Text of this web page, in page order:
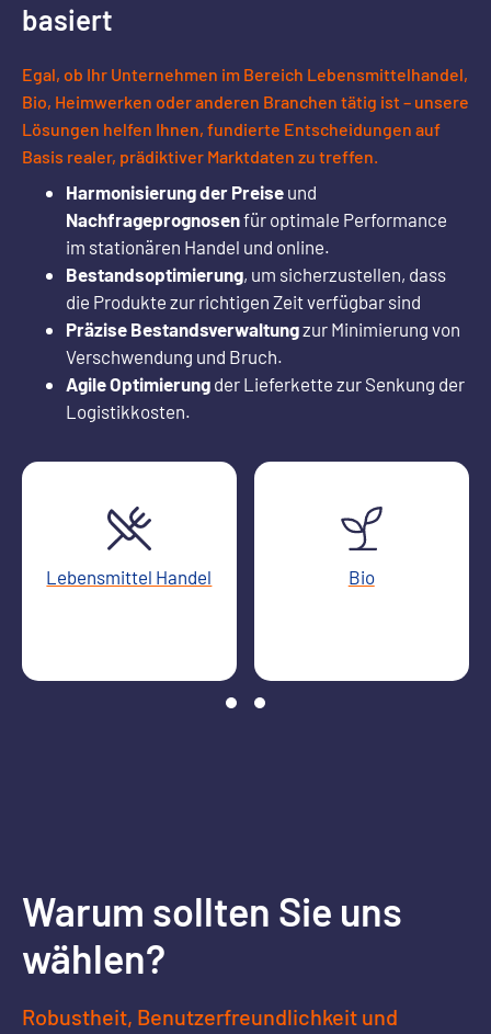
basiert
Egal, ob Ihr Unternehmen im Bereich Lebensmittelhandel,
Bio, Heimwerken oder anderen Branchen tätig ist – unsere
Lösungen helfen Ihnen, fundierte Entscheidungen auf
Basis realer, prädiktiver Marktdaten zu treffen.
Harmonisierung der Preise und
Nachfrageprognosenfür optimale Performance
im stationären Handel und online.
Bestandsoptimierung, um sicherzustellen, dass
die Produkte zur richtigen Zeit verfügbar sind
Präzise Bestandsverwaltungzur Minimierung von
Verschwendung und Bruch.
Agile Optimierung der Lieferkette zur Senkung der
Logistikkosten.
Lebensmittel Handel Bio
Warum sollten Sie uns
wählen?
Robustheit, Benutzerfreundlichkeit und